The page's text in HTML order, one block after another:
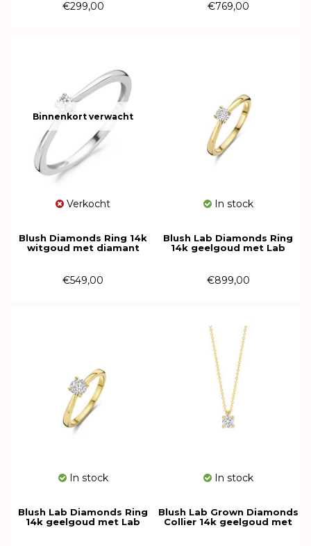
€299,00 €769,00
Binnenkort verwacht
Verkocht
Blush Diamonds Ring 14k
witgoud met diamant
€549,00
In stock
Blush Lab Diamonds Ring
14k geelgoud met Lab
€899,00
In stock
Blush Lab Diamonds Ring
14k geelgoud met Lab
In stock
Blush Lab Grown Diamonds
Collier 14k geelgoud met